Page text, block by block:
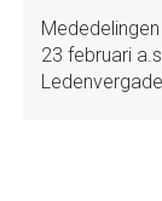
23 februari